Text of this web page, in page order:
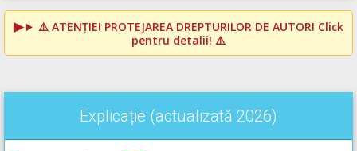
⚠️ ATENȚIE! PROTEJAREA DREPTURILOR DE AUTOR! Click
pentru detalii! ⚠️
Explicație (actualizată 2026)